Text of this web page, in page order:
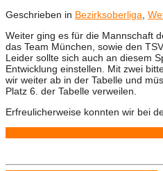
Geschrieben in Bezirksoberliga
Weiter ging es für die Mannschaft
das Team München, sowie den
Leider sollte sich auch an diesem
Entwicklung einstellen. Mit zwei
wir weiter ab in der Tabelle und
Platz 6. der Tabelle verweilen.
Erfreulicherweise konnten wir bei